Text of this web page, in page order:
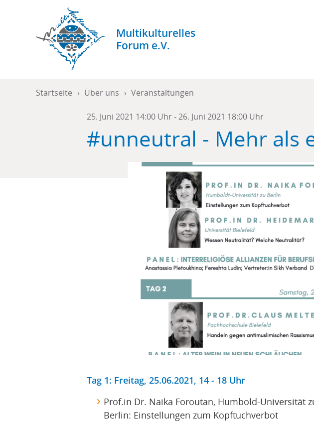
Multikulturelles
Forum e.V.
Stark
durch
Vielfalt.
Pfadnavigation
Startseite Über uns Veranstaltungen
25. Juni 2021 14:00 Uhr-26. Juni 2021 18:00 Uhr
#unneutral - Mehr als
Tag 1: Freitag, 25.06.2021, 14 - 18 Uhr
Prof.in Dr. Naika Foroutan, Humbold-Universität
Berlin: Einstellungen zum Kopftuchverbot